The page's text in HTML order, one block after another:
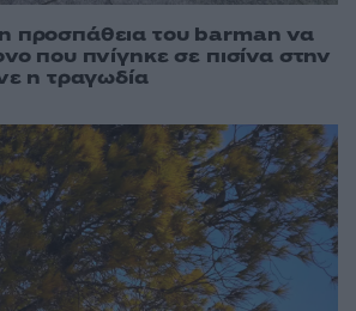
προσπάθεια του barman να
που πνίγηκε σε πισίνα στην
η τραγωδία